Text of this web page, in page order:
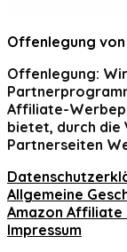
Offenlegung
Offenlegung:
Affiliate-
bietet, durch die
Partnerseiten
Allgemeine
Amazon Affiliate
Impressum